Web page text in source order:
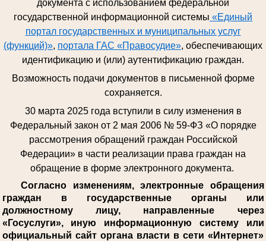
документа с использованием федеральной
государственной информационной системы «Единый
портал государственных и муниципальных услуг
(функций)», портала ГАС «Правосудие», обеспечивающих
идентификацию и (или) аутентификацию граждан.
Возможность подачи документов в письменной форме
сохраняется.
30 марта 2025 года вступили в силу изменения в
Федеральный закон от 2 мая 2006 № 59-ФЗ «О порядке
рассмотрения обращений граждан Российской
Федерации» в части реализации права граждан на
обращение в форме электронного документа.
Согласно изменениям, электронные обращения
граждан в государственные органы или
должностному лицу, направленные через
«Госуслуги», иную информационную систему или
официальный сайт органа власти в сети «Интернет»